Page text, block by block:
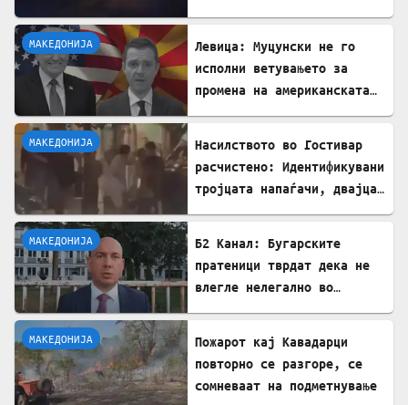
МАКЕДОНИЈА
Левица: Муцунски не го
исполни ветувањето за
промена на американската
МАКЕДОНИЈА
Насилството во Гостивар
расчистено: Идентификувани
тројцата напаѓачи, двајца
МАКЕДОНИЈА
Б2 Канал: Бугарските
пратеници тврдат дека не
влегле нелегално во
МАКЕДОНИЈА
Пожарот кај Кавадарци
повторно се разгоре, се
сомневаат на подметнување